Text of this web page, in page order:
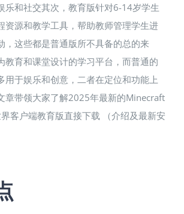
乐和社交​其次，教育版针对6-14岁学生
资源和教学工具，帮助教师管理学生进
，这些都是普通版所不具备的​总的来
教育和课堂设计的学习平台，而普通的
用于娱乐和创意，二者在定位和功能上
章带领大家了解2025年最新的Minecraft
客户端教育版直接下载 （介绍及最新安